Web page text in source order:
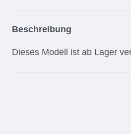
Beschreibung
Dieses Modell ist ab Lager